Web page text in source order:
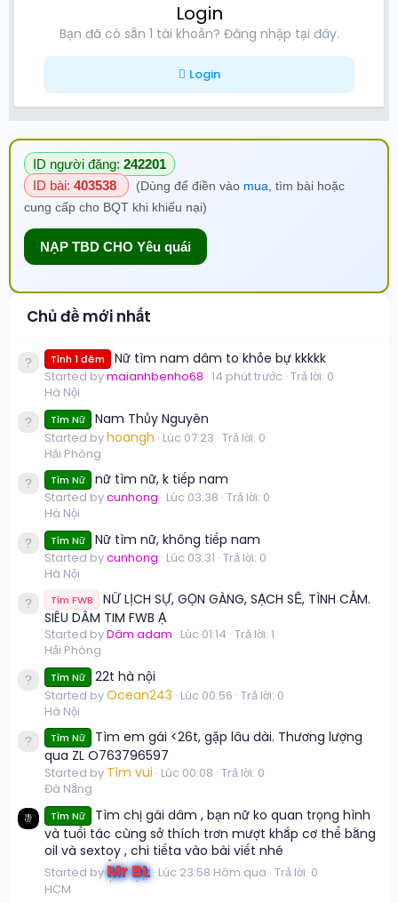
Login
Bạn đã có sẵn 1 tài khoản? Đăng nhập tại đây.
Login
ID người đăng: 242201
ID bài: 403538 (Dùng để điền vào mua , tìm bài hoặc
cung cấp cho BQT khi khiếu nại)
NẠP TBD CHO Yêu quái
Chủ đề mới nhất
Tình 1 đêm Nữ tìm nam dâm to khỏe bự kkkkk
Started bymaianhbenho68 14 phút trước Trả lời: 0
Hà Nội
Tìm Nữ Nam Thủy Nguyên
Started byhoangh Lúc 07:23 Trả lời: 0
Hải Phòng
Tìm Nữ nữ tìm nữ, k tiếp nam
Started bycunhong Lúc 03:38 Trả lời: 0
Hà Nội
Tìm Nữ Nữ tìm nữ, không tiếp nam
Started bycunhong Lúc 03:31 Trả lời: 0
Hà Nội
Tìm FWB
NỮ LỊCH SỰ, GỌN GÀNG, SẠCH SẼ, TÌNH CẢM.
SIÊU DÂM TIM FWB Ạ
Started byDâm adam Lúc 01:14 Trả lời: 1
Hải Phòng
Tìm Nữ 22t hà nội
Started byOcean243 Lúc 00:56 Trả lời: 0
Hà Nội
Tìm Nữ
Tìm em gái <26t, gặp lâu dài. Thương lượng
qua ZL O763796597
Started by Tìm vui Lúc 00:08 Trả lời: 0
Đà Nẵng
Tìm Nữ
Tìm chị gái dâm , bạn nữ ko quan trọng hình
và tuổi tác cùng sở thích trơn mượt khắp cơ thể bằng
oil và sextoy , chi tiếta vào bài viết nhé
Started byMr BL Lúc 23:58 Hôm qua Trả lời: 0
HCM